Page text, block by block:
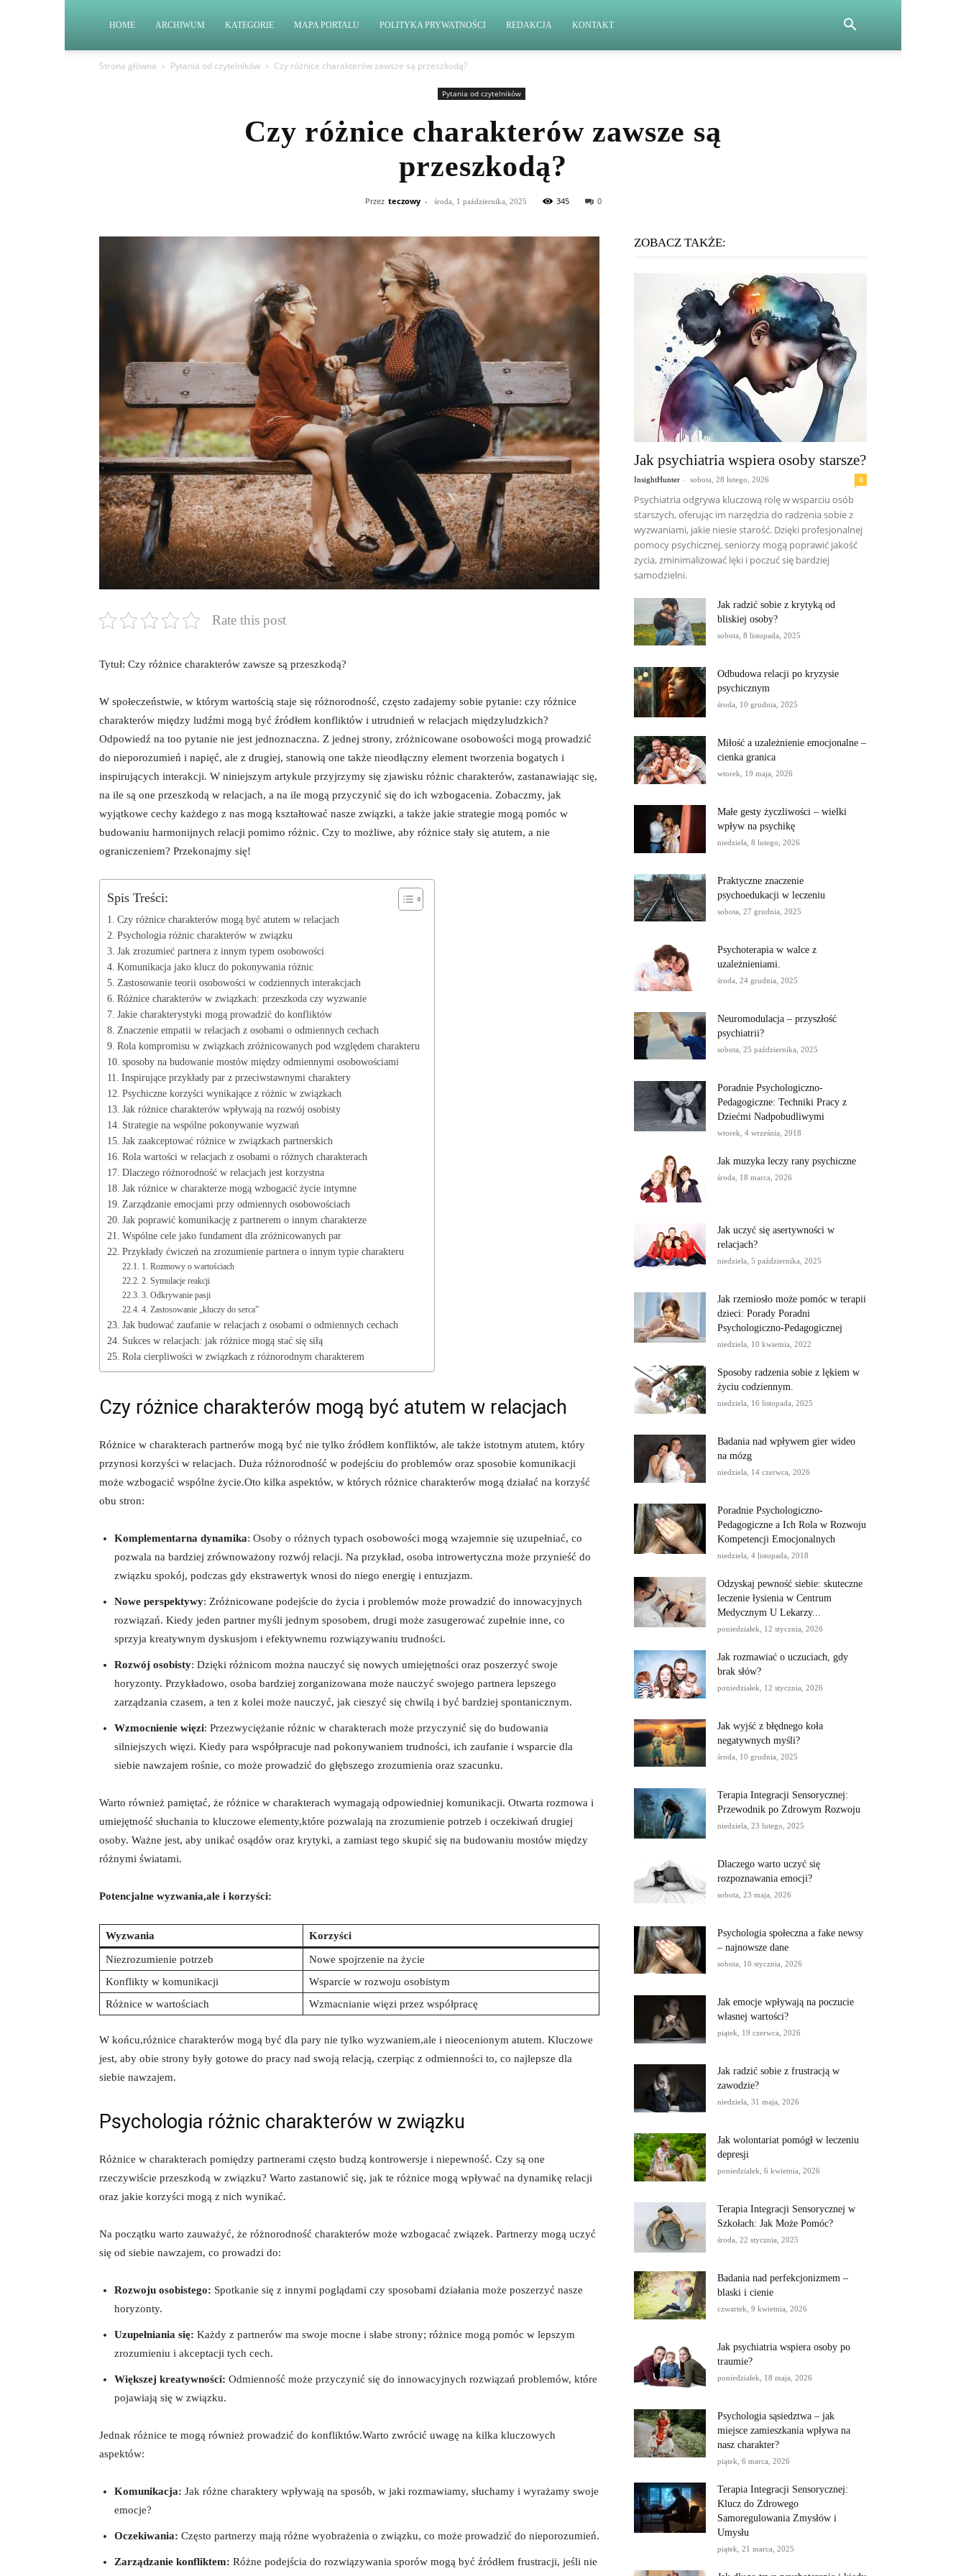
HOME ARCHIWUM KATEGORIE MAPA PORTALU POLITYKA PRYWATNOŚCI REDAKCJA KONTAKT
Strona główna Pytania od czytelników Czy różnice charakterów zawsze są przeszkodą?
Pytania od czytelników
Czy różnice charakterów zawsze są
przeszkodą?
Przez teczowy - środa, 1 października, 2025 345 0
Rate this post
Tytuł: Czy różnice charakterów zawsze⁤ są‍ przeszkodą?
W‍ społeczeństwie, w ⁢którym wartością staje⁢ się różnorodność, często zadajemy sobie pytanie: czy ​różnice
charakterów między ludźmi mogą być źródłem konfliktów i‍ utrudnień w relacjach międzyludzkich?
Odpowiedź na​ too pytanie nie jest jednoznaczna. Z jednej strony, zróżnicowane osobowości mogą prowadzić
do nieporozumień ​i napięć,⁤ ale z drugiej, stanowią one także nieodłączny element tworzenia bogatych​ i
inspirujących ‌interakcji. ⁣W niniejszym artykule przyjrzymy się zjawisku różnic charakterów, zastanawiając⁤ się,
na ile są one przeszkodą w relacjach, a na ile mogą ⁣przyczynić się do ich wzbogacenia. Zobaczmy, jak
‌wyjątkowe ‌cechy każdego z nas mogą kształtować nasze⁤ związki, a także jakie strategie mogą pomóc w
budowaniu harmonijnych relacji pomimo różnic.​ Czy to ⁤możliwe, aby różnice stały się atutem, a nie
ograniczeniem? ⁢Przekonajmy się!
Spis Treści:
Czy różnice charakterów mogą być atutem w relacjach
Psychologia różnic charakterów‍ w związku
Jak zrozumieć‌ partnera ‍z innym typem osobowości
Komunikacja​ jako klucz do pokonywania różnic
Zastosowanie teorii ⁤osobowości w codziennych interakcjach
Różnice charakterów w związkach: przeszkoda czy wyzwanie
Jakie ​charakterystyki mogą prowadzić⁤ do konfliktów
Znaczenie empatii‍ w​ relacjach ⁢z osobami o odmiennych‍ cechach
Rola kompromisu w związkach zróżnicowanych pod względem charakteru
sposoby na ⁤budowanie mostów między odmiennymi osobowościami
Inspirujące ⁣przykłady par z przeciwstawnymi ​charaktery
Psychiczne korzyści wynikające z⁢ różnic w związkach
Jak różnice ‍charakterów wpływają na rozwój⁣ osobisty
Strategie na wspólne pokonywanie wyzwań
Jak zaakceptować⁢ różnice w związkach ‍partnerskich
Rola wartości ⁤w relacjach z osobami ⁤o różnych⁣ charakterach
Dlaczego ‍różnorodność⁤ w relacjach jest korzystna
Jak różnice w‌ charakterze ⁢mogą wzbogacić życie intymne
Zarządzanie emocjami ‍przy ​odmiennych osobowościach
Jak poprawić komunikację z ⁤partnerem o ‍innym charakterze
Wspólne cele jako fundament ⁣dla ‌zróżnicowanych par
Przykłady ⁤ćwiczeń na zrozumienie partnera o innym ⁤typie charakteru
1. Rozmowy o wartościach
2. Symulacje reakcji
3.⁤ Odkrywanie pasji
4. Zastosowanie ⁢„kluczy do serca”
Jak⁤ budować zaufanie w⁢ relacjach z ‍osobami⁤ o‍ odmiennych ⁢cechach
Sukces w relacjach: jak różnice mogą stać się siłą
Rola‍ cierpliwości w związkach⁢ z różnorodnym charakterem
Czy różnice charakterów mogą być atutem w relacjach
Różnice‌ w‍ charakterach partnerów mogą być nie tylko⁢ źródłem⁣ konfliktów, ale ​także istotnym atutem, który
przynosi korzyści w relacjach. Duża różnorodność w podejściu ⁤do problemów oraz sposobie komunikacji‌
może wzbogacić wspólne życie.Oto kilka aspektów, w których różnice charakterów‍ mogą działać na korzyść
obu stron:
Komplementarna dynamika: Osoby o różnych ​typach osobowości mogą wzajemnie‌ się⁣ uzupełniać, co
pozwala ⁣na bardziej zrównoważony ​rozwój relacji. Na ⁢przykład, osoba introwertyczna⁤ może przynieść do
związku spokój, podczas⁤ gdy ekstrawertyk wnosi do niego energię i entuzjazm.
Nowe perspektywy: Zróżnicowane podejście do życia i problemów może prowadzić do ⁣innowacyjnych
rozwiązań. Kiedy jeden partner myśli jednym sposobem, drugi może zasugerować zupełnie​ inne,⁣ co⁢
sprzyja kreatywnym dyskusjom ⁤i efektywnemu ⁤rozwiązywaniu trudności.
Rozwój osobisty: Dzięki różnicom można nauczyć⁣ się⁣ nowych umiejętności oraz poszerzyć swoje
horyzonty. Przykładowo, osoba bardziej zorganizowana może⁢ nauczyć swojego partnera lepszego
zarządzania ‌czasem,⁤ a ten z⁤ kolei ‌może nauczyć, ​jak cieszyć się chwilą i być bardziej⁢ spontanicznym.
Wzmocnienie więzi: Przezwyciężanie różnic w ‍charakterach może przyczynić się do⁤ budowania
silniejszych więzi. Kiedy para współpracuje nad pokonywaniem trudności, ich⁤ zaufanie i wsparcie dla⁢
siebie nawzajem rośnie, co może⁣ prowadzić do głębszego zrozumienia oraz szacunku.
Warto również pamiętać, że różnice w charakterach wymagają odpowiedniej komunikacji.‍ Otwarta ‍rozmowa i
umiejętność słuchania to kluczowe elementy,które pozwalają na⁢ zrozumienie‍ potrzeb i oczekiwań drugiej
osoby. ‍Ważne ⁤jest, aby unikać osądów oraz krytyki, a zamiast tego skupić się na budowaniu⁢ mostów między
różnymi ​światami.
Potencjalne wyzwania,ale i korzyści:
Wyzwania Korzyści
Niezrozumienie potrzeb
Nowe spojrzenie na życie
Konflikty w‌ komunikacji
Wsparcie⁣ w rozwoju osobistym
Różnice w wartościach
Wzmacnianie więzi przez współpracę
W⁤ końcu,różnice charakterów mogą być dla pary ⁢nie tylko wyzwaniem,ale i‌ nieocenionym atutem. Kluczowe
jest, aby obie strony były gotowe‍ do pracy nad ⁢swoją relacją, czerpiąc z odmienności to, co najlepsze dla
siebie⁣ nawzajem.
Psychologia różnic charakterów‍ w związku
Różnice w charakterach pomiędzy partnerami często budzą kontrowersje i⁣ niepewność. Czy są⁢ one
rzeczywiście przeszkodą w ‍związku? Warto‌ zastanowić się, jak te różnice mogą wpływać na ⁣dynamikę relacji
⁣oraz jakie korzyści​ mogą z nich ⁣wynikać.
Na ‌początku warto zauważyć,‍ że różnorodność charakterów może wzbogacać związek.⁢ Partnerzy mogą uczyć
się od siebie nawzajem, co prowadzi do:
Rozwoju osobistego: ​Spotkanie się z innymi poglądami czy sposobami działania może poszerzyć nasze
horyzonty.
Uzupełniania się: Każdy z partnerów⁤ ma swoje mocne i słabe strony; ​różnice‍ mogą pomóc​ w lepszym
zrozumieniu i ‌akceptacji tych cech.
Większej kreatywności: Odmienność może przyczynić się do innowacyjnych rozwiązań problemów, które
pojawiają się ⁢w związku.
Jednak‌ różnice te mogą również prowadzić do ⁤konfliktów.Warto⁤ zwrócić uwagę ‍na kilka kluczowych
aspektów:
Komunikacja: Jak różne charaktery wpływają na ‌sposób, w jaki rozmawiamy, słuchamy i wyrażamy swoje
emocje?
Oczekiwania: Często partnerzy‌ mają różne‌ wyobrażenia o związku, co ⁢może prowadzić do nieporozumień.
Zarządzanie ⁣konfliktem: Różne podejścia ⁣do rozwiązywania sporów mogą być⁣ źródłem frustracji, jeśli‍ nie
ZOBACZ TAKŻE:
Jak psychiatria wspiera osoby starsze?
InsightHunter - sobota, 28 lutego, 2026 0
Psychiatria odgrywa kluczową rolę w wsparciu osób
starszych, oferując im narzędzia do radzenia sobie z
wyzwaniami, jakie niesie starość. Dzięki profesjonalnej
pomocy psychicznej, seniorzy mogą poprawić jakość
życia, zminimalizować lęki i poczuć się bardziej
samodzielni.
Jak radzić sobie z krytyką od
bliskiej osoby?
sobota, 8 listopada, 2025
Odbudowa relacji po kryzysie
psychicznym
środa, 10 grudnia, 2025
Miłość a uzależnienie emocjonalne –
cienka granica
wtorek, 19 maja, 2026
Małe gesty życzliwości – wielki
wpływ na psychikę
niedziela, 8 lutego, 2026
Praktyczne znaczenie
psychoedukacji w leczeniu
sobota, 27 grudnia, 2025
Psychoterapia w walce z
uzależnieniami.
środa, 24 grudnia, 2025
Neuromodulacja – przyszłość
psychiatrii?
sobota, 25 października, 2025
Poradnie Psychologiczno-
Pedagogiczne: Techniki Pracy z
Dziećmi Nadpobudliwymi
wtorek, 4 września, 2018
Jak muzyka leczy rany psychiczne
środa, 18 marca, 2026
Jak uczyć się asertywności w
relacjach?
niedziela, 5 października, 2025
Jak rzemiosło może pomóc w terapii
dzieci: Porady Poradni
Psychologiczno-Pedagogicznej
niedziela, 10 kwietnia, 2022
Sposoby radzenia sobie z lękiem w
życiu codziennym.
niedziela, 16 listopada, 2025
Badania nad wpływem gier wideo
na mózg
niedziela, 14 czerwca, 2026
Poradnie Psychologiczno-
Pedagogiczne a Ich Rola w Rozwoju
Kompetencji Emocjonalnych
niedziela, 4 listopada, 2018
Odzyskaj pewność siebie: skuteczne
leczenie łysienia w Centrum
Medycznym U Lekarzy...
poniedziałek, 12 stycznia, 2026
Jak rozmawiać o uczuciach, gdy
brak słów?
poniedziałek, 12 stycznia, 2026
Jak wyjść z błędnego koła
negatywnych myśli?
środa, 10 grudnia, 2025
Terapia Integracji Sensorycznej:
Przewodnik po Zdrowym Rozwoju
niedziela, 23 lutego, 2025
Dlaczego warto uczyć się
rozpoznawania emocji?
sobota, 23 maja, 2026
Psychologia społeczna a fake newsy
– najnowsze dane
sobota, 10 stycznia, 2026
Jak emocje wpływają na poczucie
własnej wartości?
piątek, 19 czerwca, 2026
Jak radzić sobie z frustracją w
zawodzie?
niedziela, 31 maja, 2026
Jak wolontariat pomógł w leczeniu
depresji
poniedziałek, 6 kwietnia, 2026
Terapia Integracji Sensorycznej w
Szkołach: Jak Może Pomóc?
środa, 22 stycznia, 2025
Badania nad perfekcjonizmem –
blaski i cienie
czwartek, 9 kwietnia, 2026
Jak psychiatria wspiera osoby po
traumie?
poniedziałek, 18 maja, 2026
Psychologia sąsiedztwa – jak
miejsce zamieszkania wpływa na
nasz charakter?
piątek, 6 marca, 2026
Terapia Integracji Sensorycznej:
Klucz do Zdrowego
Samoregulowania Zmysłów i
Umysłu
piątek, 21 marca, 2025